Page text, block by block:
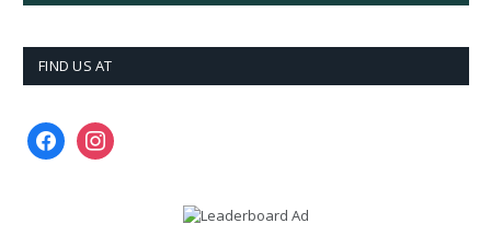
FIND US AT
facebookinstagram